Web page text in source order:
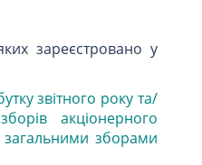
зареєстровано у
звітного року та/
акціонерного
зборами